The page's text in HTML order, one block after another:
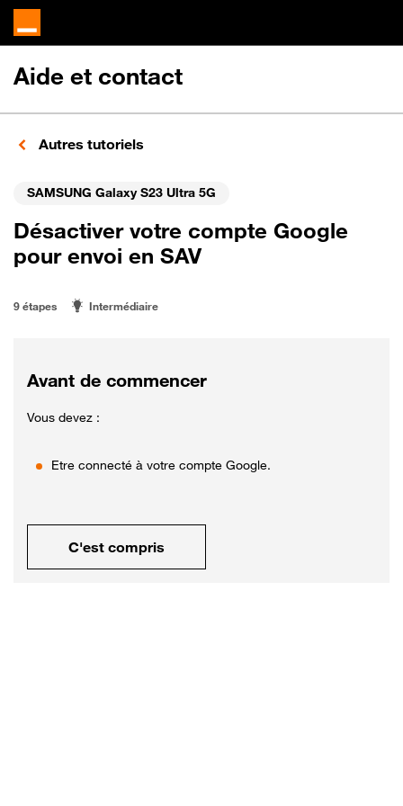
Aide et contact
Autres tutoriels
SAMSUNG Galaxy S23 Ultra 5G
Désactiver votre compte Google
pour envoi en SAV
9 étapes Intermédiaire
Avant de commencer
Vous devez :
Etre connecté à votre compte Google.
C'est compris